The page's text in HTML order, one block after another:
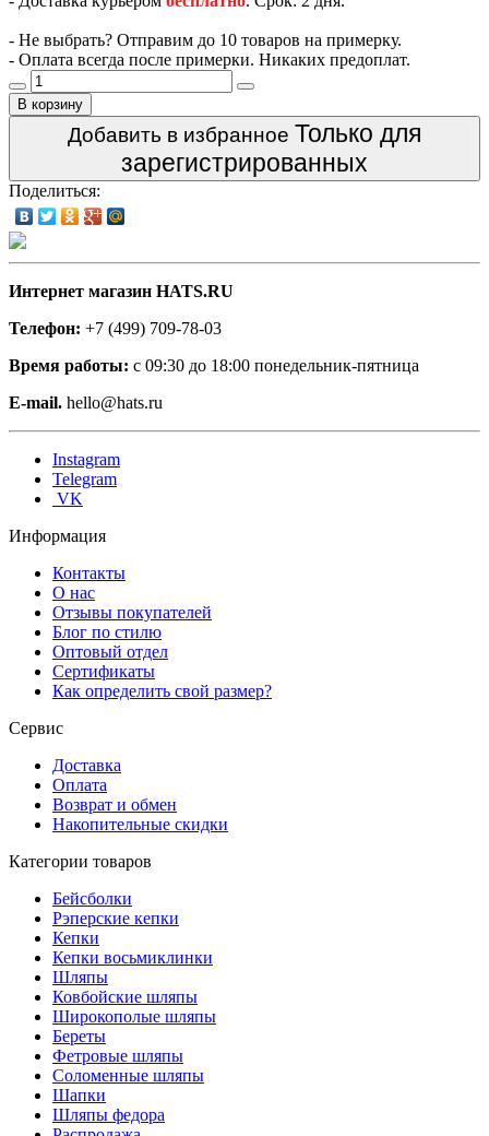
- Не выбрать? Отправим до 10 товаров на примерку.
- Оплата всегда после примерки. Никаких предоплат.
В корзину
Добавить в избранное Только для
зарегистрированных
Поделиться:
Интернет магазин HATS.RU
Телефон: +7 (499) 709-78-03
Время работы: с 09:30 до 18:00 понедельник-пятница
E-mail. hello@hats.ru
Instagram
Telegram
VK
Информация
Контакты
О нас
Отзывы покупателей
Блог по стилю
Оптовый отдел
Сертификаты
Как определить свой размер?
Сервис
Доставка
Оплата
Возврат и обмен
Накопительные скидки
Категории товаров
Бейсболки
Рэперские кепки
Кепки
Кепки восьмиклинки
Шляпы
Ковбойские шляпы
Широкополые шляпы
Береты
Фетровые шляпы
Соломенные шляпы
Шапки
Шляпы федора